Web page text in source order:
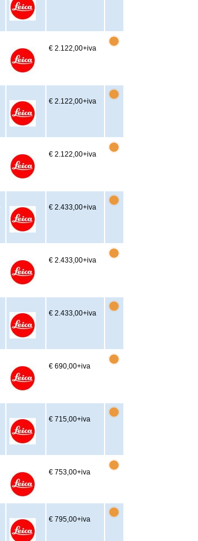
€ 2.122,00+iva
€ 2.122,00+iva
€ 2.122,00+iva
€ 2.433,00+iva
€ 2.433,00+iva
€ 2.433,00+iva
€ 690,00+iva
€ 715,00+iva
€ 753,00+iva
€ 795,00+iva